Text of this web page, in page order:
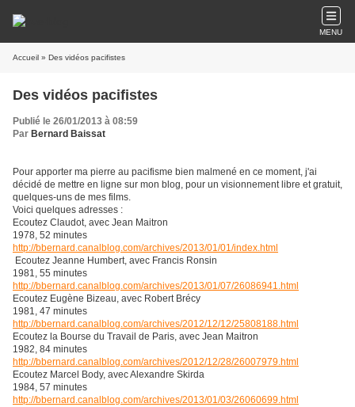
MENU
Accueil » Des vidéos pacifistes
Des vidéos pacifistes
Publié le 26/01/2013 à 08:59
Par Bernard Baissat
Pour apporter ma pierre au pacifisme bien malmené en ce moment, j'ai
décidé de mettre en ligne sur mon blog, pour un visionnement libre et gratuit,
quelques-uns de mes films.
Voici quelques adresses :
Ecoutez Claudot, avec Jean Maitron
1978, 52 minutes
http://bbernard.canalblog.com/archives/2013/01/01/index.html
Ecoutez Jeanne Humbert, avec Francis Ronsin
1981, 55 minutes
http://bbernard.canalblog.com/archives/2013/01/07/26086941.html
Ecoutez Eugène Bizeau, avec Robert Brécy
1981, 47 minutes
http://bbernard.canalblog.com/archives/2012/12/12/25808188.html
Ecoutez la Bourse du Travail de Paris, avec Jean Maitron
1982, 84 minutes
http://bbernard.canalblog.com/archives/2012/12/28/26007979.html
Ecoutez Marcel Body, avec Alexandre Skirda
1984, 57 minutes
http://bbernard.canalblog.com/archives/2013/01/03/26060699.html